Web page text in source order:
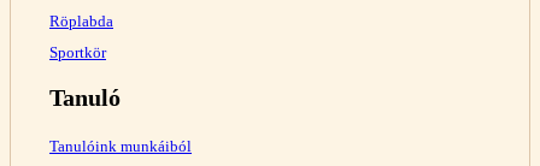
Röplabda
Sportkör
Tanuló
Tanulóink munkáiból